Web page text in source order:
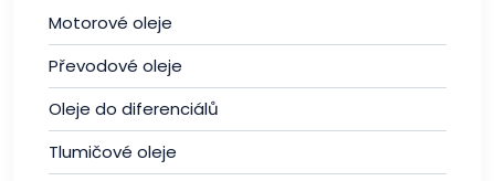
Motorové oleje
Převodové oleje
Oleje do diferenciálů
Tlumičové oleje